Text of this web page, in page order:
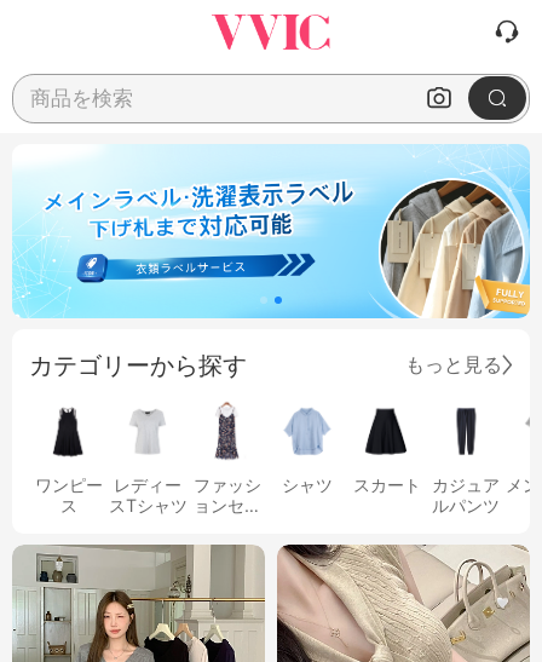
商品を検索
カテゴリーから探す もっと見る
ワンピー
ス
レディー
スTシャツ
ファッシ
ョンセッ
シャツ スカート
カジュア
ルパンツ
メ